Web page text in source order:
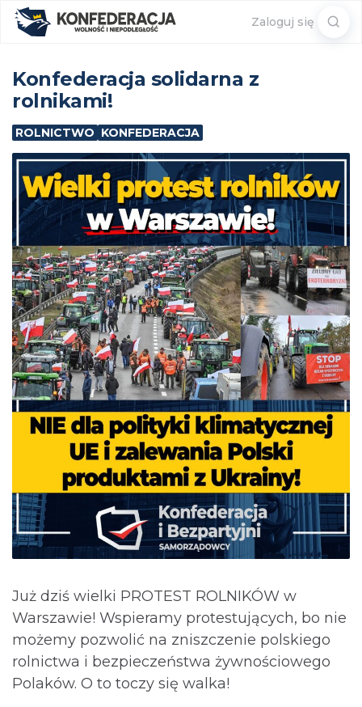
Zaloguj się
Konfederacja solidarna z
rolnikami!
ROLNICTWO KONFEDERACJA
Już dziś wielki PROTEST ROLNIKÓW w
Warszawie! Wspieramy protestujących, bo nie
możemy pozwolić na zniszczenie polskiego
rolnictwa i bezpieczeństwa żywnościowego
Polaków. O to toczy się walka!